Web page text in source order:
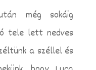
még sokáig
tele lett nedves
a széllel és